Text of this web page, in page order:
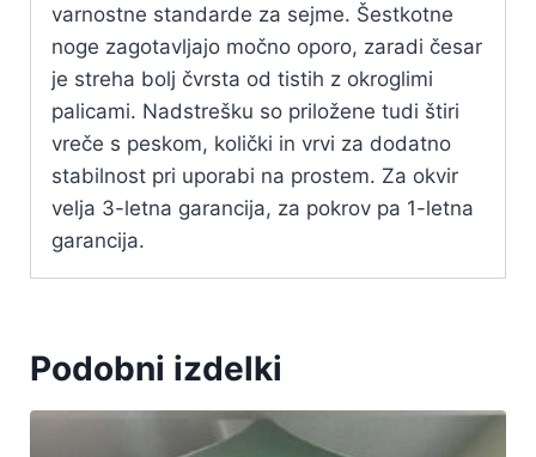
varnostne standarde za sejme. Šestkotne
noge zagotavljajo močno oporo, zaradi česar
je streha bolj čvrsta od tistih z okroglimi
palicami. Nadstrešku so priložene tudi štiri
vreče s peskom, količki in vrvi za dodatno
stabilnost pri uporabi na prostem. Za okvir
velja 3-letna garancija, za pokrov pa 1-letna
garancija.
Podobni izdelki